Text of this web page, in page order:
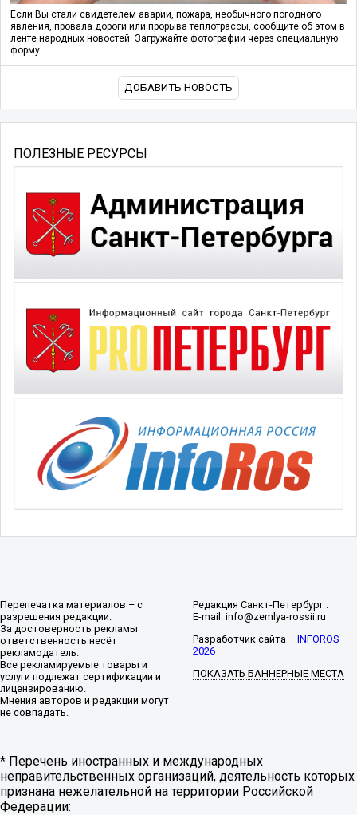
Если Вы стали свидетелем аварии, пожара, необычного погодного
явления, провала дороги или прорыва теплотрассы, сообщите об этом в
ленте народных новостей. Загружайте фотографии через специальную
форму.
ДОБАВИТЬ НОВОСТЬ
ПОЛЕЗНЫЕ РЕСУРСЫ
Перепечатка материалов – с
разрешения редакции.
За достоверность рекламы
ответственность несёт
рекламодатель.
Все рекламируемые товары и
услуги подлежат сертификации и
лицензированию.
Мнения авторов и редакции могут
не совпадать.
Редакция Санкт-Петербург .
E-mail: info@zemlya-rossii.ru
Разработчик сайта –INFOROS
2026
ПОКАЗАТЬ БАННЕРНЫЕ МЕСТА
* Перечень иностранных и международных
неправительственных организаций, деятельность которых
признана нежелательной на территории Российской
Федерации: